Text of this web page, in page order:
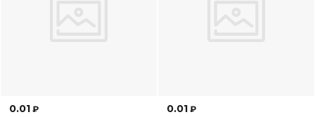
0.01 ₽ 0.01 ₽